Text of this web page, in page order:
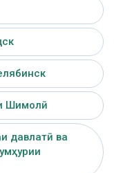
Шимолӣ
давлатӣ ва